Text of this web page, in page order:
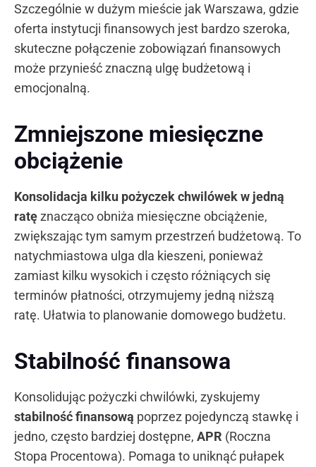
Szczególnie w dużym mieście jak Warszawa, gdzie
oferta instytucji finansowych jest bardzo szeroka,
skuteczne połączenie zobowiązań finansowych
może przynieść znaczną ulgę budżetową i
emocjonalną.
Zmniejszone miesięczne
obciążenie
Konsolidacja kilku pożyczek chwilówek w jedną
ratęznacząco obniża miesięczne obciążenie,
zwiększając tym samym przestrzeń budżetową. To
natychmiastowa ulga dla kieszeni, ponieważ
zamiast kilku wysokich i często różniących się
terminów płatności, otrzymujemy jedną niższą
ratę. Ułatwia to planowanie domowego budżetu.
Stabilność finansowa
Konsolidując pożyczki chwilówki, zyskujemy
stabilność finansową poprzez pojedynczą stawkę i
jedno, często bardziej dostępne, APR (Roczna
Stopa Procentowa). Pomaga to uniknąć pułapek